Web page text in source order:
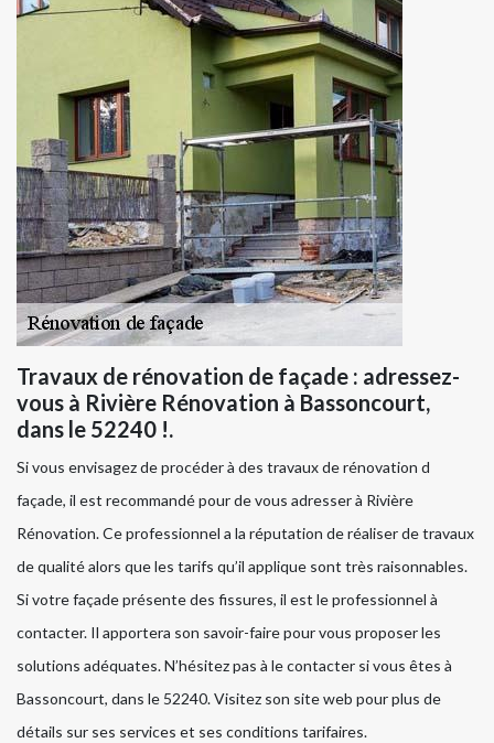
Travaux de rénovation de façade : adressez-
vous à Rivière Rénovation à Bassoncourt,
dans le 52240 !.
Si vous envisagez de procéder à des travaux de rénovation d
façade, il est recommandé pour de vous adresser à Rivière
Rénovation. Ce professionnel a la réputation de réaliser de travaux
de qualité alors que les tarifs qu’il applique sont très raisonnables.
Si votre façade présente des fissures, il est le professionnel à
contacter. Il apportera son savoir-faire pour vous proposer les
solutions adéquates. N’hésitez pas à le contacter si vous êtes à
Bassoncourt, dans le 52240. Visitez son site web pour plus de
détails sur ses services et ses conditions tarifaires.